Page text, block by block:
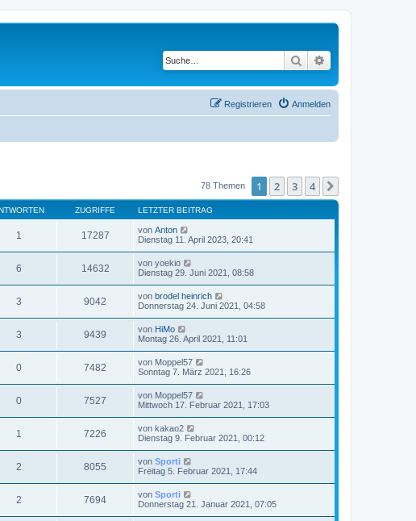
Suche
Anmelden
Registrieren
78 Themen 1 2 3 4
ZUGRIFFE LETZTER BEITRAG
1 17287 von Anton
Dienstag 11. April 2023, 20:41
6 14632 von yoekio
Dienstag 29. Juni 2021, 08:58
3 9042 von brodel heinrich
Donnerstag 24. Juni 2021, 04:58
3 9439 von HiMo
Montag 26. April 2021, 11:01
0 7482 von Moppel57
Sonntag 7. März 2021, 16:26
0 7527 von Moppel57
Mittwoch 17. Februar 2021, 17:03
1 7226 von kakao2
Dienstag 9. Februar 2021, 00:12
2 8055 von Sporti
Freitag 5. Februar 2021, 17:44
2 7694 von Sporti
Donnerstag 21. Januar 2021, 07:05